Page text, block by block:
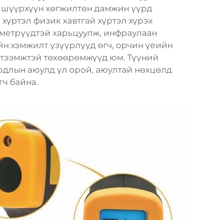
хөгжилтөн дамжин үүрд
физик хавтгай хүртэл хүрэх
харьцуулж, инфраулаан
хэмжилт үзүүрлүүд өгч, орчин үеийн
төхөөрөмжүүд юм. Түүний
аюулд үл орой, аюултай нөхцөлд
байна.